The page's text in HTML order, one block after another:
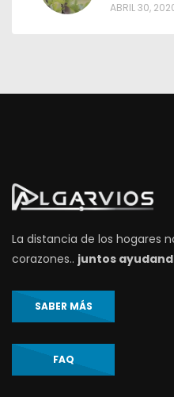
ABRIL 30,
La distancia de los hogares
corazones.. juntos
SABER MÁS
FAQ